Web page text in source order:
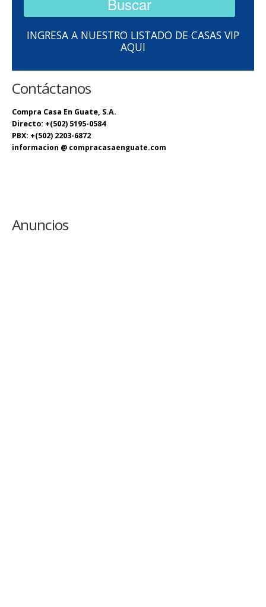
INGRESA A NUESTRO LISTADO DE CASAS VIP
AQUI
Contáctanos
Compra Casa En Guate, S.A.
Directo: +(502) 5195-0584
PBX: +(502) 2203-6872
informacion @ compracasaenguate.com
Anuncios